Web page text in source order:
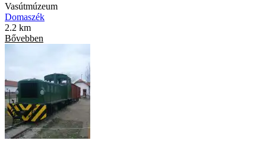
Vasútmúzeum
Domaszék
2.2 km
Bővebben